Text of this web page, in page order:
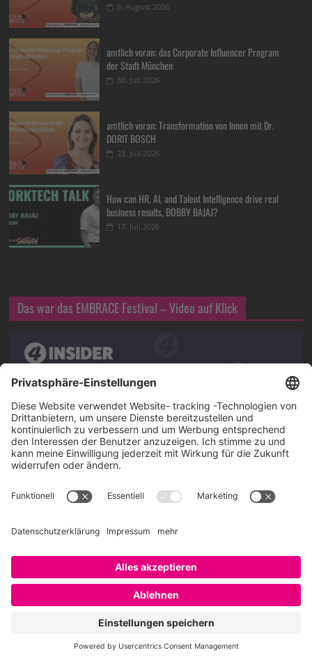
6. August 2026
amtlich voran: das Corporate Influencer Program
der Stadt München
30. Juli 2026
amtlich voran: Transformation von Innen mit Dr.
DORIT BOSCH
23. Juli 2026
How can HR, AI, and Talent Intelligence drive real
business results, BOBBY BAJAJ?
17. Juli 2026
Das war das EMBRACE Festival – Video auf Klick
SAATKORN ist der Blog von Gero Hesse. Seit 2009 schreibt
er über die Themen Employer Branding,
Personalmarketing, Recruiting, New Work und Social